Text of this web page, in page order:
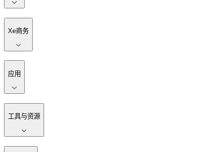
Xe商务
应用
工具与资源